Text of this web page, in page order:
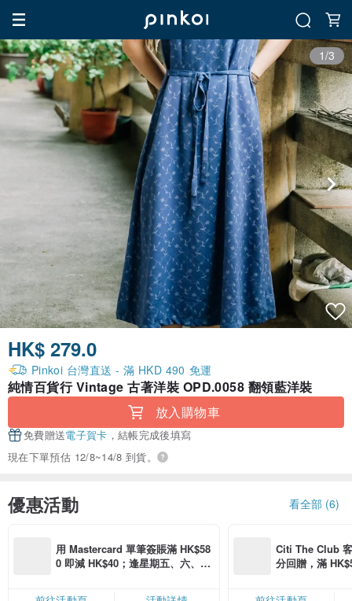
1/3
HK$ 279.0
Pinkoi 台灣直送 - 滿 HKD 490 免運
純情百貨行 Vintage 古著洋裝 OPD.0058 翻領藍洋裝
放入購物車
免費贈送電子賀卡 ，結帳完成後填寫
現在下單預估 12/8~14/8 到貨。
優惠活動 看全部 (6)
用 Mastercard 單筆簽賬滿 HK$58
0 即減 HK$40；逢星期五、六、日
Citi The Club
分回贈，滿